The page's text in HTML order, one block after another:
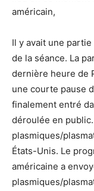
américain,
Il y avait une
de la séance. La
dernière heure de
une courte pause
finalement entré
déroulée en
plasmiques/
États-Unis. Le
américaine a
plasmiques/